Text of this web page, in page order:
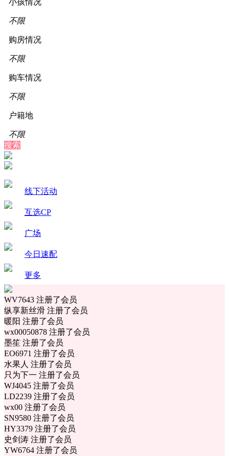
小孩情况
不限
购房情况
不限
购车情况
不限
户籍地
不限
搜索
线下活动
互选CP
广场
今日速配
更多
WV7643 注册了会员
纵享新丝滑 注册了会员
暖阳 注册了会员
wx00050878 注册了会员
墨笙 注册了会员
EO6971 注册了会员
水果人 注册了会员
只为下一 注册了会员
WJ4045 注册了会员
LD2239 注册了会员
wx00 注册了会员
SN9580 注册了会员
HY3379 注册了会员
史剑涛 注册了会员
YW6764 注册了会员